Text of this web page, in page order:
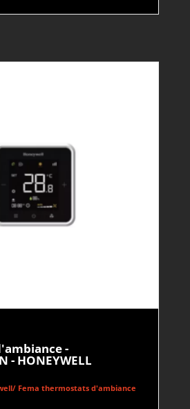
-
- HONEYWELL
Fema thermostats d'ambiance